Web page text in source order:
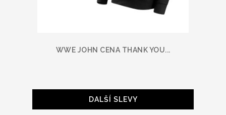
WWE JOHN CENA THANK YOU...
DALŠÍ SLEVY